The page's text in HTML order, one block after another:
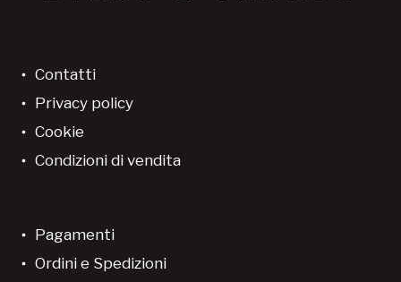
Contatti
Privacy policy
Cookie
Condizioni di vendita
Pagamenti
Ordini e Spedizioni